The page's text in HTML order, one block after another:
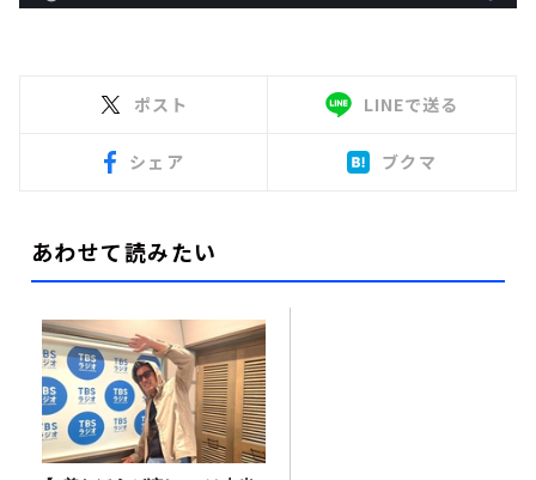
ポスト LINEで送る
シェア ブクマ
あわせて読みたい